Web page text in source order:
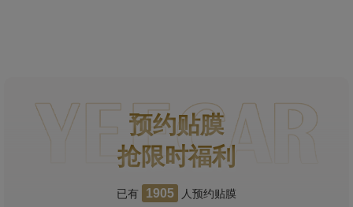
预约贴膜
抢限时福利
已有 1905 人预约贴膜